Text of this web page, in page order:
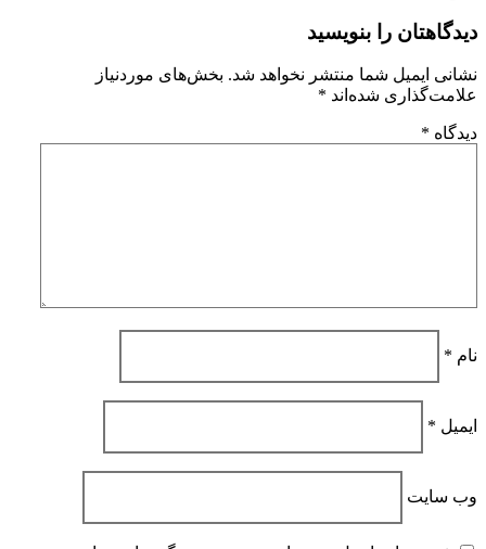
دیدگاهتان را بنویسید
نشانی ایمیل شما منتشر نخواهد شد. بخش‌های موردنیاز
علامت‌گذاری شده‌اند *
دیدگاه *
نام *
ایمیل *
وب‌ سایت